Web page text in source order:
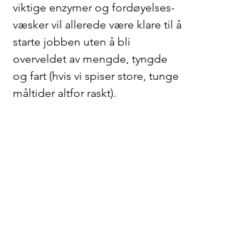
viktige enzymer og fordøyelses-
væsker vil allerede være klare til å
starte jobben uten å bli
overveldet av mengde, tyngde
og fart (hvis vi spiser store, tunge
måltider altfor raskt).